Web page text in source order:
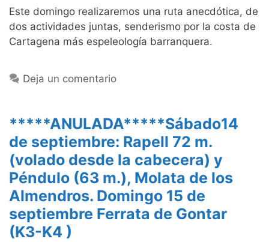
Este domingo realizaremos una ruta anecdótica, de
dos actividades juntas, senderismo por la costa de
Cartagena más espeleología barranquera.
Deja un comentario
*****ANULADA*****Sábado14
de septiembre: Rapell 72 m.
(volado desde la cabecera) y
Péndulo (63 m.), Molata de los
Almendros. Domingo 15 de
septiembre Ferrata de Gontar
(K3-K4 )